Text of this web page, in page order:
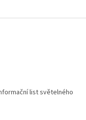
list světelného